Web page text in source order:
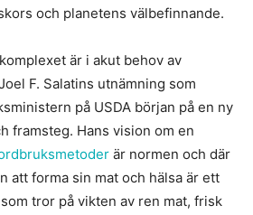
och planetens välbefinnande.
är i akut behov av
F. Salatins utnämning som
på USDA början på en ny
framsteg. Hans vision om en
är normen och där
att forma sin mat och hälsa är ett
tror på vikten av ren mat, frisk